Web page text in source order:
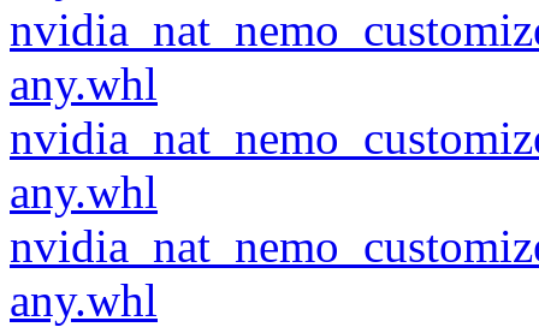
any.whl
any.whl
any.whl